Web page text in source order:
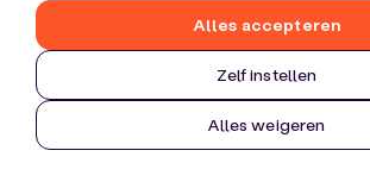
Zelf instellen
Alles weigeren
Alles accepteren